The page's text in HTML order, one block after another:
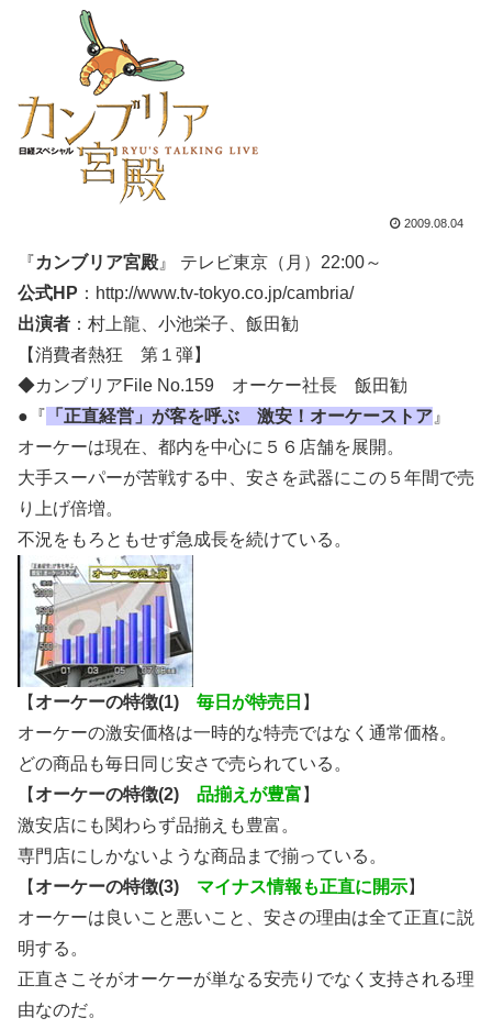
2009.08.04
『カンブリア宮殿』 テレビ東京（月）22:00～
公式HP ：http://www.tv-tokyo.co.jp/cambria/
出演者 ：村上龍、小池栄子、飯田勧
【消費者熱狂 第１弾】
◆カンブリアFile No.159 オーケー社長 飯田勧
●『 「正直経営」が客を呼ぶ 激安！オーケーストア 』
オーケーは現在、都内を中心に５６店舗を展開。
大手スーパーが苦戦する中、安さを武器にこの５年間で売
り上げ倍増。
不況をもろともせず急成長を続けている。
【 オーケーの特徴(1) 毎日が特売日 】
オーケーの激安価格は一時的な特売ではなく通常価格。
どの商品も毎日同じ安さで売られている。
【 オーケーの特徴(2) 品揃えが豊富 】
激安店にも関わらず品揃えも豊富。
専門店にしかないような商品まで揃っている。
【 オーケーの特徴(3) マイナス情報も正直に開示】
オーケーは良いこと悪いこと、安さの理由は全て正直に説
明する。
正直さこそがオーケーが単なる安売りでなく支持される理
由なのだ。